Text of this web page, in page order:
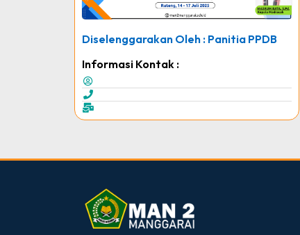
Diselenggarakan Oleh : Panitia PPDB
Informasi Kontak :